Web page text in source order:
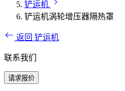
铲运机
铲运机涡轮增压器隔热罩
返回 铲运机
联系我们
请求报价